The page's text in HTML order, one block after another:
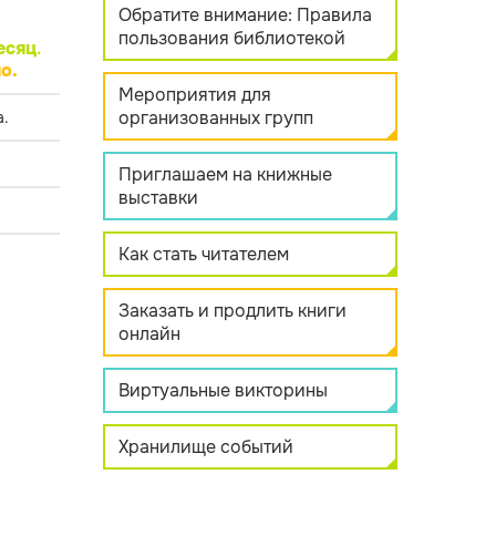
.
Обратите внимание: Правила
пользования библиотекой
Мероприятия для
организованных групп
Приглашаем на книжные
выставки
Как стать читателем
Заказать и продлить книги
онлайн
Виртуальные викторины
Хранилище событий